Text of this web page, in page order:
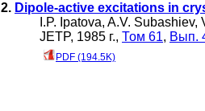
2. Dipole-active excitations in
I.P. Ipatova, A.V. Subashiev,
JETP, 1985 г., Том 61, Вып.
PDF (194.5K)